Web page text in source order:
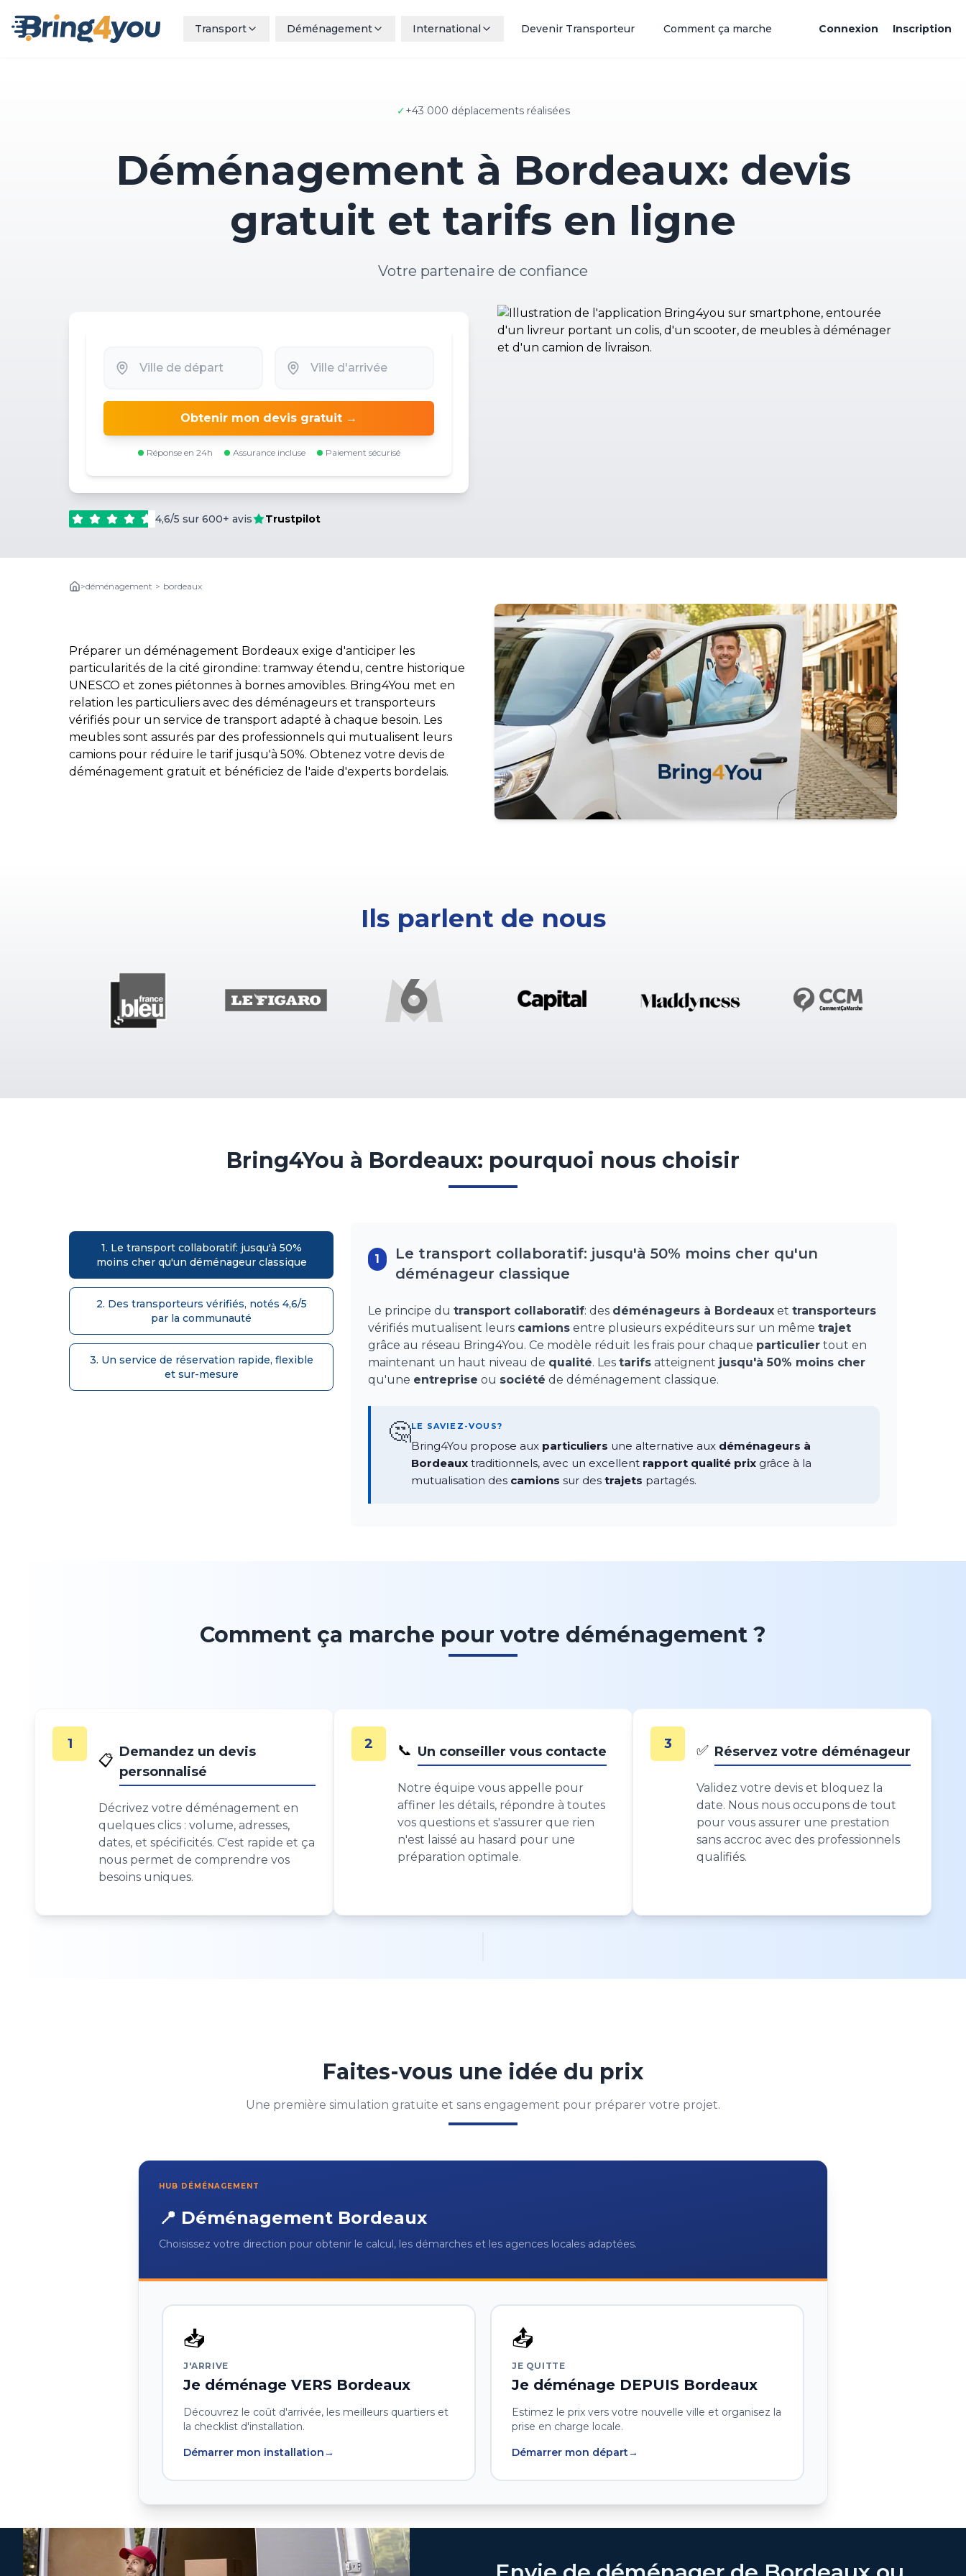
Transport Déménagement International Devenir Transporteur Comment ça marche Connexion Inscription
✓+43 000 déplacements réalisées
Déménagement à Bordeaux: devis
gratuit et tarifs en ligne
Votre partenaire de confiance
Obtenir mon devis gratuit →
Réponse en 24h Assurance incluse Paiement sécurisé
4,6/5 sur 600+ avis Trustpilot
>déménagement > bordeaux
Préparer un déménagement Bordeaux exige d'anticiper les
particularités de la cité girondine: tramway étendu, centre historique
UNESCO et zones piétonnes à bornes amovibles. Bring4You met en
relation les particuliers avec des déménageurs et transporteurs
vérifiés pour un service de transport adapté à chaque besoin. Les
meubles sont assurés par des professionnels qui mutualisent leurs
camions pour réduire le tarif jusqu'à 50%. Obtenez votre devis de
déménagement gratuit et bénéficiez de l'aide d'experts bordelais.
Ils parlent de nous
Bring4You à Bordeaux: pourquoi nous choisir
1. Le transport collaboratif: jusqu'à 50%
moins cher qu'un déménageur classique
2. Des transporteurs vérifiés, notés 4,6/5
par la communauté
3. Un service de réservation rapide, flexible
et sur-mesure
1
Le transport collaboratif: jusqu'à 50% moins cher qu'un
déménageur classique
Le principe du transport collaboratif: des déménageurs à Bordeaux et transporteurs
vérifiés mutualisent leurs camions entre plusieurs expéditeurs sur un même trajet
grâce au réseau Bring4You. Ce modèle réduit les frais pour chaque particulier tout en
maintenant un haut niveau de qualité. Les tarifs atteignent jusqu'à 50% moins cher
qu'une entreprise ou société de déménagement classique.
🤔LE SAVIEZ-VOUS?
Bring4You propose aux particuliers une alternative aux déménageurs à
Bordeaux traditionnels, avec un excellent rapport qualité prix grâce à la
mutualisation des camions sur des trajets partagés.
Comment ça marche pour votre déménagement ?
1
📋 Demandez un devis
personnalisé
Décrivez votre déménagement en
quelques clics : volume, adresses,
dates, et spécificités. C'est rapide et ça
nous permet de comprendre vos
besoins uniques.
2 📞 Un conseiller vous contacte
Notre équipe vous appelle pour
affiner les détails, répondre à toutes
vos questions et s'assurer que rien
n'est laissé au hasard pour une
préparation optimale.
3 ✅ Réservez votre déménageur
Validez votre devis et bloquez la
date. Nous nous occupons de tout
pour vous assurer une prestation
sans accroc avec des professionnels
qualifiés.
Faites-vous une idée du prix
Une première simulation gratuite et sans engagement pour préparer votre projet.
HUB DÉMÉNAGEMENT
📍 Déménagement Bordeaux
Choisissez votre direction pour obtenir le calcul, les démarches et les agences locales adaptées.
📥
J'ARRIVE
Je déménage VERS Bordeaux
Découvrez le coût d'arrivée, les meilleurs quartiers et
la checklist d'installation.
Démarrer mon installation→
📤
JE QUITTE
Je déménage DEPUIS Bordeaux
Estimez le prix vers votre nouvelle ville et organisez la
prise en charge locale.
Démarrer mon départ→